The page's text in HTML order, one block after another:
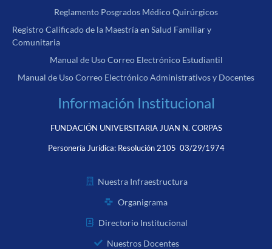
Reglamento Posgrados Médico Quirúrgicos
Registro Calificado de la Maestría en Salud Familiar y
Comunitaria
Manual de Uso Correo Electrónico Estudiantil
Manual de Uso Correo Electrónico Administrativos y Docentes
Información Institucional
FUNDACIÓN UNIVERSITARIA JUAN N. CORPAS
Personería Jurídica: Resolución 2105 03/29/1974
Nuestra Infraestructura
Organigrama
Directorio Institucional
Nuestros Docentes